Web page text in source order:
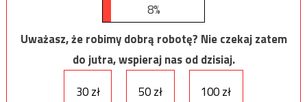
8%
Uważasz, że robimy dobrą robotę? Nie czekaj zatem
do jutra, wspieraj nas od dzisiaj.
30 zł
50 zł 100 zł